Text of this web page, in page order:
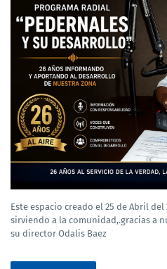
Este espacio creado el 25 de Abril
sirviendo a la comunidad,.gracias a
su director Odalis Baez